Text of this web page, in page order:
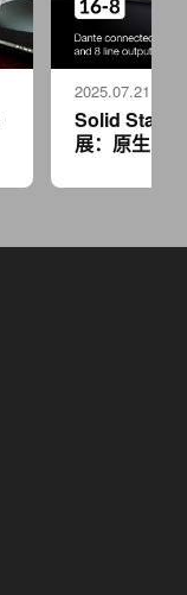
2025.07.21
Solid State
展：原生